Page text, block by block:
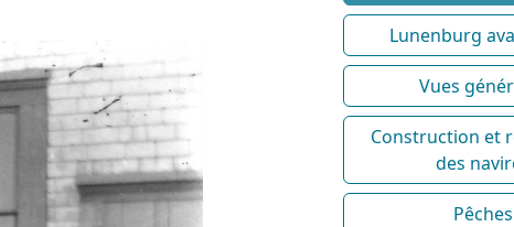
Lunenburg
Vues
Construction et
des
Pêches